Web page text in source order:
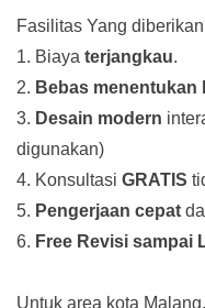
Fasilitas Yang diberikan
1. Biaya terjangkau.
2. Bebas menentukan
3. Desain modern
digunakan)
4. Konsultasi GRATIS
5. Pengerjaan cepat
6. Free Revisi sampai
Untuk area kota